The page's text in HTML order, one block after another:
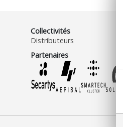
Collectivités
Distributeurs
Partenaires